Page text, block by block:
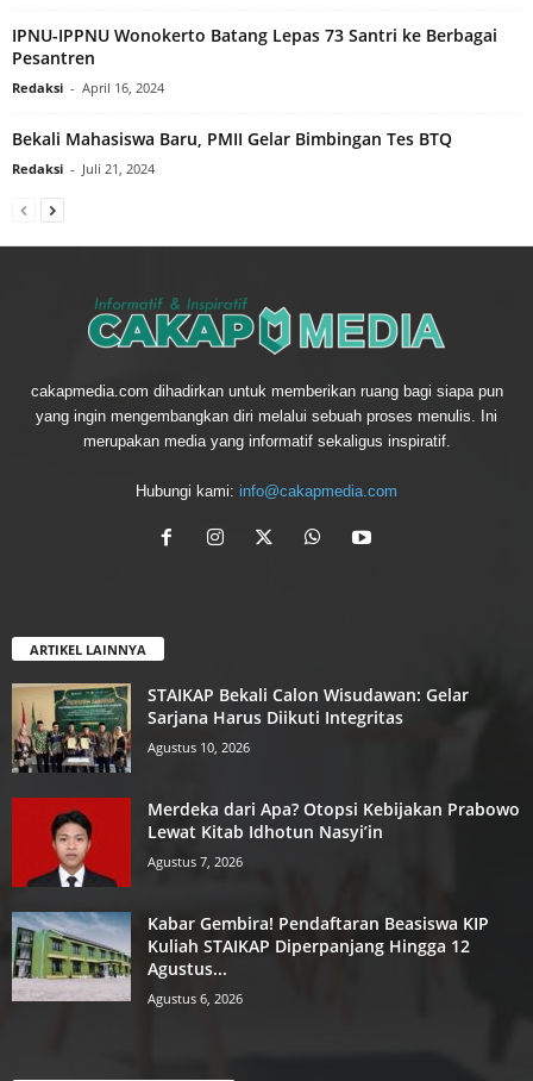
IPNU-IPPNU Wonokerto Batang Lepas 73 Santri ke Berbagai
Pesantren
Redaksi - April 16, 2024
Bekali Mahasiswa Baru, PMII Gelar Bimbingan Tes BTQ
Redaksi - Juli 21, 2024
cakapmedia.com dihadirkan untuk memberikan ruang bagi siapa pun
yang ingin mengembangkan diri melalui sebuah proses menulis. Ini
merupakan media yang informatif sekaligus inspiratif.
Hubungi kami: info@cakapmedia.com
ARTIKEL LAINNYA
STAIKAP Bekali Calon Wisudawan: Gelar
Sarjana Harus Diikuti Integritas
Agustus 10, 2026
Merdeka dari Apa? Otopsi Kebijakan Prabowo
Lewat Kitab Idhotun Nasyi’in
Agustus 7, 2026
Kabar Gembira! Pendaftaran Beasiswa KIP
Kuliah STAIKAP Diperpanjang Hingga 12
Agustus...
Agustus 6, 2026